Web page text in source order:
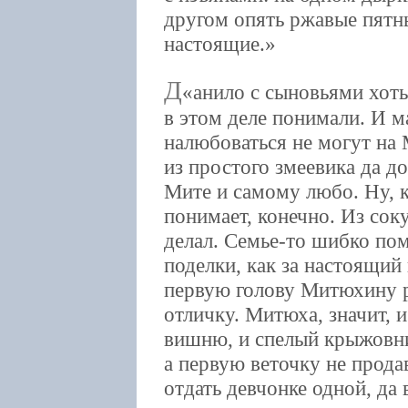
другом опять ржавые
настоящие.
Д анило с сыновьями
в этом деле понимали. И
налюбоваться не могут
из простого змеевика да
Мите и самому любо. Ну,
понимает, конечно. Из
делал. Семье-то шибко
поделки, как за
первую голову Митюхину
отличку. Митюха, значит,
вишню, и спелый
а первую веточку не
отдать девчонке одной,